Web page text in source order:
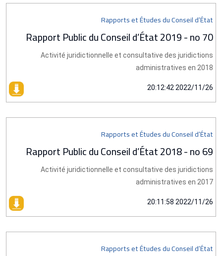
Rapports et Études du Conseil d’État
Rapport Public du Conseil d’État 2019 - no 70
Activité juridictionnelle et consultative des juridictions
administratives en 2018
2022/11/26 20:12:42
Rapports et Études du Conseil d’État
Rapport Public du Conseil d’État 2018 - no 69
Activité juridictionnelle et consultative des juridictions
administratives en 2017
2022/11/26 20:11:58
Rapports et Études du Conseil d’État